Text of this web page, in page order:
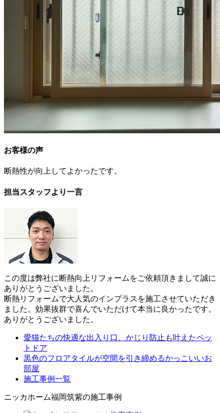
お客様の声
断熱性が向上してよかったです。
担当スタッフより一言
この度は弊社に断熱向上リフォームをご依頼頂きまして誠に
ありがとうございました。
断熱リフォームで大人気のインプラスを施工させていただき
ました。効果抜群で喜んでいただけて本当に良かったです。
ありがとうございました。
愛猫たちの快適な出入り口、かじり防止も叶えたペッ
トドア
黒色のフロアタイルが空間を引き締めるかっこいいお
部屋
施工事例一覧
ニッカホーム福岡筑紫の施工事例